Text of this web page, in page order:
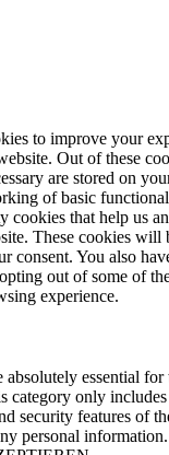
to improve your
Out of these
are stored on
of basic
cookies that help us
These cookies will
consent. You also
out of some of
experience.
absolutely essential
category only includes
security features of
personal information.